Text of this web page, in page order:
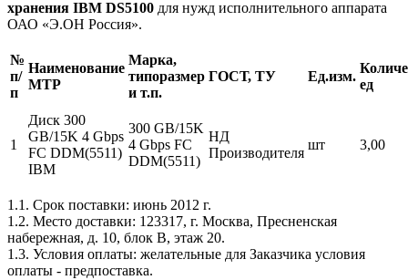
хранения IBM DS5100 для нужд исполнительного аппарата
ОАО «Э.ОН Россия».
№
п/
п
Наименование
МТР
Марка,
типоразмер
и т.п.
ГОСТ, ТУ Ед.изм.
ед
1
Диск 300
GB/15K 4 Gbps
FC DDM(5511)
IBM
300 GB/15K
4 Gbps FC
DDM(5511)
НД
Производителя
шт 3,00
1.1. Срок поставки: июнь 2012 г.
1.2. Место доставки: 123317, г. Москва, Пресненская
набережная, д. 10, блок B, этаж 20.
1.3. Условия оплаты: желательные для Заказчика условия
оплаты - предпоставка.